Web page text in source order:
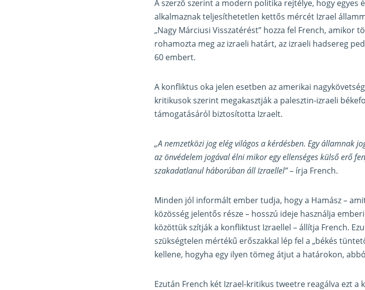
A szerző szerint a modern politika rejtélye, hogy
alkalmaznak teljesíthetetlen kettős mércét Izrael
„Nagy Márciusi Visszatérést” hozza fel French, amikor
rohamozta meg az izraeli határt, az izraeli hadsereg
60 embert.
A konfliktus oka jelen esetben az amerikai
kritikusok szerint megakasztják a palesztin-izraeli
támogatásáról biztosította Izraelt.
„A nemzetközi jog elég világos a kérdésben. Egy államnak
az önvédelem jogával élni mikor egy ellenséges külső erő
szakadatlanul háborúban áll Izraellel”– írja French.
Minden jól informált ember tudja, hogy a Hamász –
közösség jelentős része – hosszú ideje használja
közöttük szítják a konfliktust Izraellel – állítja French.
szükségtelen mértékű erőszakkal lép fel a „békés
kellene, hogyha egy ilyen tömeg átjut a határokon,
Ezután French két Izrael-kritikus tweetre reagálva ezt a